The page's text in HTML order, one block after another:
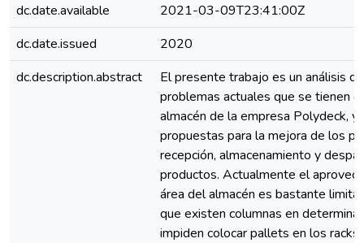
dc.date.available
2021-03-09T23:41:00Z
dc.date.issued
2020
dc.description.abstract
El presente trabajo es un análisis
problemas actuales que se tienen
almacén de la empresa Polydeck, y
propuestas para la mejora de los
recepción, almacenamiento y
productos. Actualmente el
área del almacén es bastante
que existen columnas en
impiden colocar pallets en los